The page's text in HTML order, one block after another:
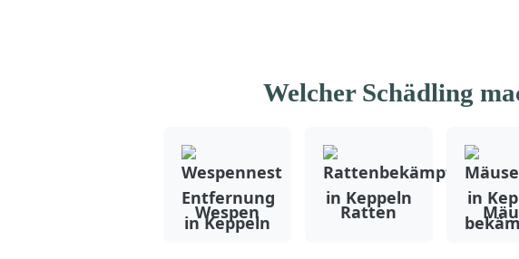
Welcher Schädling
Wespen Ratten